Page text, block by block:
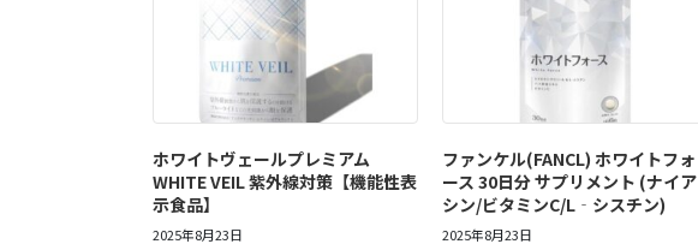
ホワイトヴェールプレミアム
WHITE VEIL 紫外線対策【機能性表
示食品】
2025年8月23日
ファンケル(FANCL) ホワイトフォ
ース 30日分 サプリメント (ナイア
シン/ビタミンC/L‐シスチン)
2025年8月23日